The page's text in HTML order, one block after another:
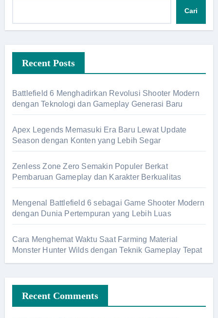
Cari
Recent Posts
Battlefield 6 Menghadirkan Revolusi Shooter Modern
dengan Teknologi dan Gameplay Generasi Baru
Apex Legends Memasuki Era Baru Lewat Update
Season dengan Konten yang Lebih Segar
Zenless Zone Zero Semakin Populer Berkat
Pembaruan Gameplay dan Karakter Berkualitas
Mengenal Battlefield 6 sebagai Game Shooter Modern
dengan Dunia Pertempuran yang Lebih Luas
Cara Menghemat Waktu Saat Farming Material
Monster Hunter Wilds dengan Teknik Gameplay Tepat
Recent Comments